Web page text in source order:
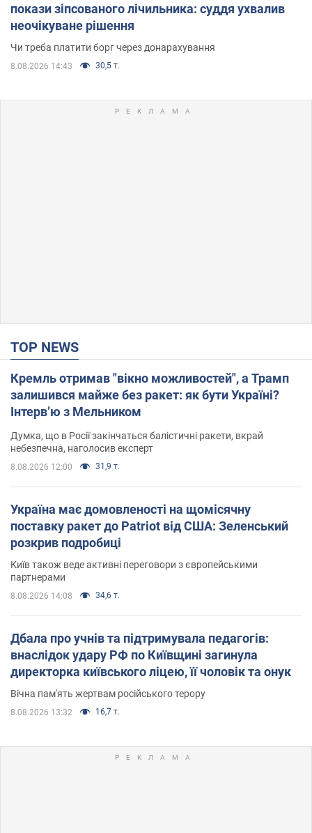
покази зіпсованого лічильника: суддя ухвалив
неочікуване рішення
Чи треба платити борг через донарахування
8.08.2026 14:43 30,5 т.
TOP NEWS
Кремль отримав "вікно можливостей", а Трамп
залишився майже без ракет: як бути Україні?
Інтерв’ю з Мельником
Думка, що в Росії закінчаться балістичні ракети, вкрай
небезпечна, наголосив експерт
8.08.2026 12:00 31,9 т.
Україна має домовленості на щомісячну
поставку ракет до Patriot від США: Зеленський
розкрив подробиці
Київ також веде активні переговори з європейськими
партнерами
8.08.2026 14:08 34,6 т.
Дбала про учнів та підтримувала педагогів:
внаслідок удару РФ по Київщині загинула
директорка київського ліцею, її чоловік та онук
Вічна пам'ять жертвам російського терору
8.08.2026 13:32 16,7 т.